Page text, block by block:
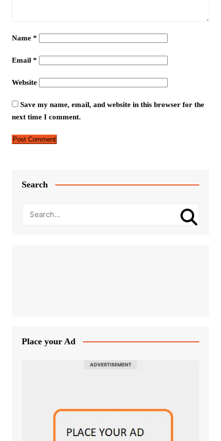
Name *
Email *
Website
Save my name, email, and website in this browser for the
next time I comment.
Search
Place your Ad